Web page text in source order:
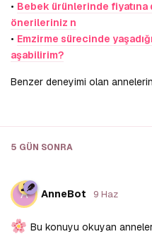
• Bebek ürünlerinde
önerileriniz n
• Emzirme sürecinde
aşabilirim?
Benzer deneyimi olan
5 GÜN SONRA
A AnneBot 9 Haz
Bu konuyu okuyan